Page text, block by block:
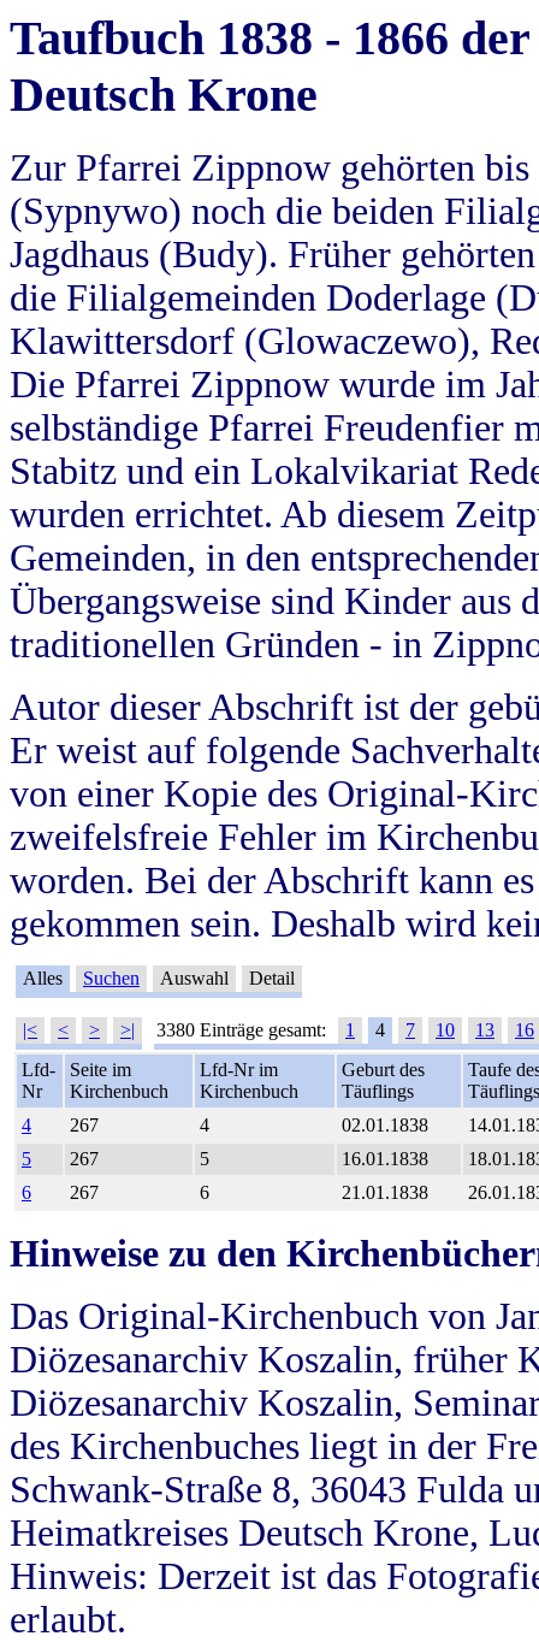
Taufbuch 1838 - 1866
Deutsch Krone
Zur Pfarrei Zippnow gehörten
(Sypnywo) noch die beiden
Jagdhaus (Budy). Früher
die Filialgemeinden Doderlage
Klawittersdorf (Glowaczewo),
Die Pfarrei Zippnow wurde im
selbständige Pfarrei Freudenfier
Stabitz und ein Lokalvikariat
wurden errichtet. Ab diesem
Gemeinden, in den
Übergangsweise sind Kinder aus
traditionellen Gründen - in
Autor dieser Abschrift ist der
Er weist auf folgende
von einer Kopie des Original-
zweifelsfreie Fehler im
worden. Bei der Abschrift kann
gekommen sein. Deshalb wird
Alles Suchen Auswahl Detail
|< < > >| 3380 Einträge gesamt: 1 4 7 10 13
16
Lfd-
Nr
Seite im
Kirchenbuch
Lfd-Nr im
Kirchenbuch
Geburt des
Täuflings
Taufe
Täuflings
4
267 4 02.01.1838
5
267 5 16.01.1838
6
267 6 21.01.1838
Hinweise zu den
Das Original-Kirchenbuch von
Diözesanarchiv Koszalin, früher
Diözesanarchiv Koszalin,
des Kirchenbuches liegt in der
Schwank-Straße 8, 36043 Fulda
Heimatkreises Deutsch Krone,
Hinweis: Derzeit ist das
erlaubt.